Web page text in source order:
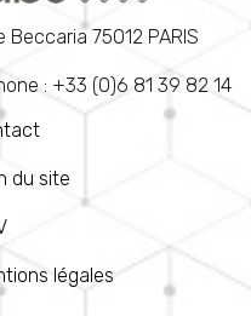
Beccaria 75012 PARIS
: +33 (0)6 81 39 82 14
du site
légales